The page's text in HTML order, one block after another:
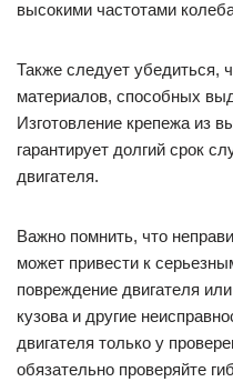
высокими частотами
Также следует убедиться,
материалов, способных
Изготовление крепежа из
гарантирует долгий срок
двигателя.
Важно помнить, что
может привести к
повреждение двигателя
кузова и другие
двигателя только у
обязательно проверяйте